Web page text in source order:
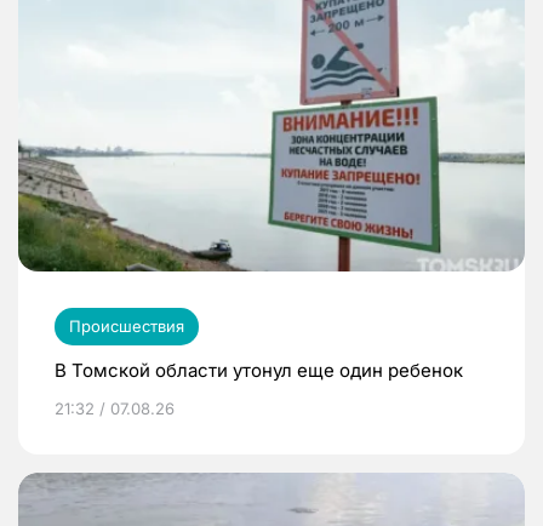
Происшествия
В Томской области утонул еще один ребенок
21:32 / 07.08.26